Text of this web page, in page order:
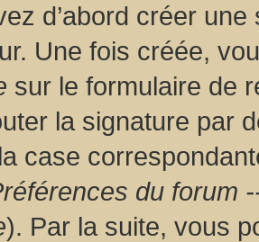
d’abord créer
Une fois créée,
sur le formulaire de
la signature par
case
du forum
). Par la suite, vous